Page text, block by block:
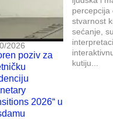
2026
poziv za
2026“ u
percepcija
stvarnost
sećanje,
kutiju...